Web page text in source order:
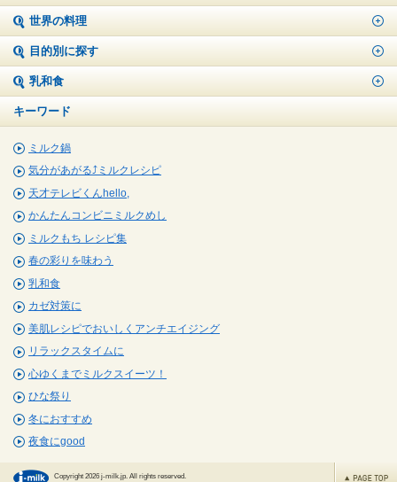
世界の料理
目的別に探す
乳和食
キーワード
ミルク鍋
気分があがる⤴ミルクレシピ
天才テレビくんhello,
かんたんコンビニミルクめし
ミルクもち レシピ集
春の彩りを味わう
乳和食
カゼ対策に
美肌レシピでおいしくアンチエイジング
リラックスタイムに
心ゆくまでミルクスイーツ！
ひな祭り
冬におすすめ
夜食にgood
Copyright 2026 j-milk.jp. All rights reserved.